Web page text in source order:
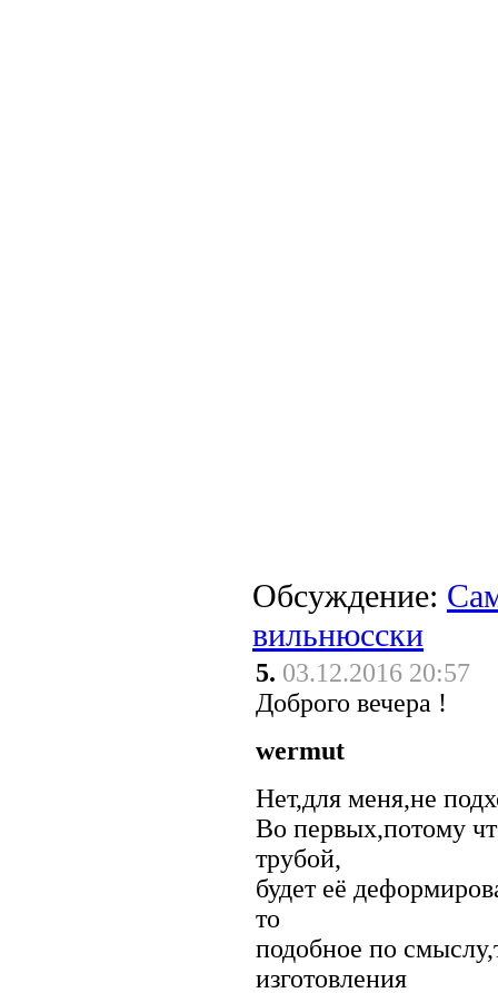
Обсуждение:
вильнюсски
5. 03.12.2016 20:57
Доброго вечера !
wermut
Нет,для меня,не
Во первых,потому
трубой,
будет её
то
подобное по
изготовления